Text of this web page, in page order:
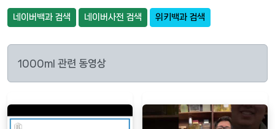
네이버백과 검색 네이버사전 검색 위키백과 검색
1000ml 관련 동영상